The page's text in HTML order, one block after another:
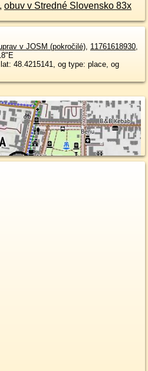
, obuv v Stredné Slovensko 83x
v JOSM (pokročilé), 11761618930,
48.4215141, og type: place, og